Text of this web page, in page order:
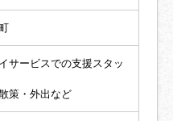
サービスでの支援スタッ
策・外出など